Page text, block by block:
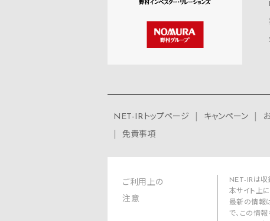
NET-IRトップページ キャンペーン
免責事項
ご利用上の
注意
NET-IRは収
本サイト上
最新の情報
で、この情